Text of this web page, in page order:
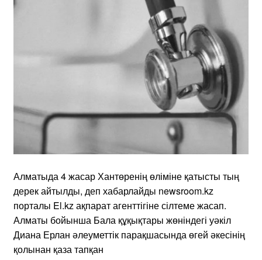
Алматыда 4 жасар Хантөренің өліміне қатысты тың
дерек айтылды, деп хабарлайды newsroom.kz
порталы El.kz ақпарат агенттігіне сілтеме жасап.
Алматы бойынша Бала құқықтары жөніндегі уәкіл
Диана Ерлан әлеуметтік парақшасында өгей әкесінің
қолынан қаза тапқан